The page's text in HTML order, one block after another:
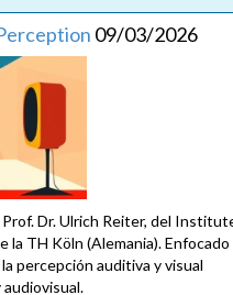
09/03/2026
Dr. Ulrich Reiter, del
la TH Köln (Alemania). Enfocado
percepción auditiva y visual